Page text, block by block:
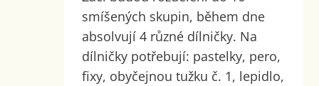
smíšených skupin, během dne
absolvují 4 různé dílničky. Na
dílničky potřebují: pastelky, pero,
fixy, obyčejnou tužku č. 1, lepidlo,